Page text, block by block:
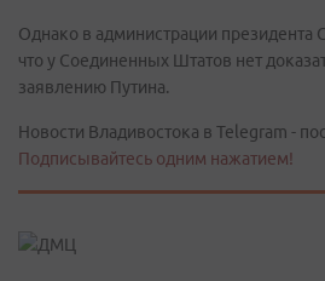
Однако в администрации президента
что у Соединенных Штатов нет
заявлению Путина.
Новости Владивостока в Telegram -
Подписывайтесь одним нажатием!